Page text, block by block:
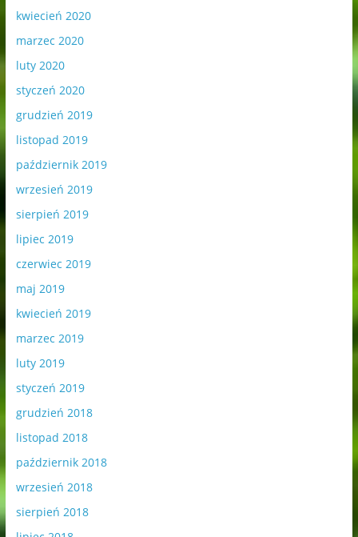
kwiecień 2020
marzec 2020
luty 2020
styczeń 2020
grudzień 2019
listopad 2019
październik 2019
wrzesień 2019
sierpień 2019
lipiec 2019
czerwiec 2019
maj 2019
kwiecień 2019
marzec 2019
luty 2019
styczeń 2019
grudzień 2018
listopad 2018
październik 2018
wrzesień 2018
sierpień 2018